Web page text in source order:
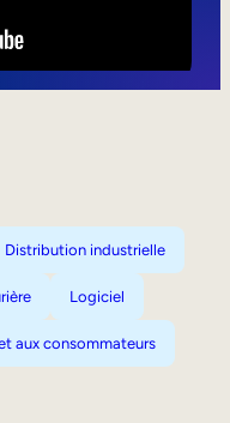
Distribution industrielle
Logiciel
aux consommateurs